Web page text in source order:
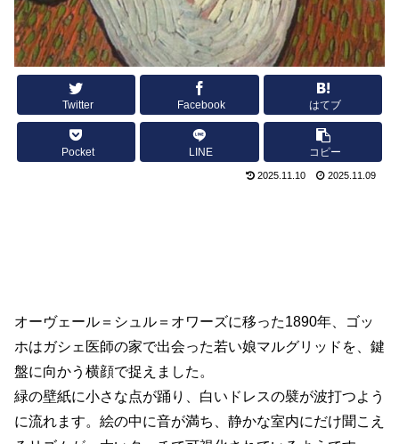
Twitter Facebook はてブ
Pocket LINE コピー
2025.11.10 2025.11.09
オーヴェール＝シュル＝オワーズに移った1890年、ゴッ
ホはガシェ医師の家で出会った若い娘マルグリッドを、鍵
盤に向かう横顔で捉えました。
緑の壁紙に小さな点が踊り、白いドレスの襞が波打つよう
に流れます。絵の中に音が満ち、静かな室内にだけ聞こえ